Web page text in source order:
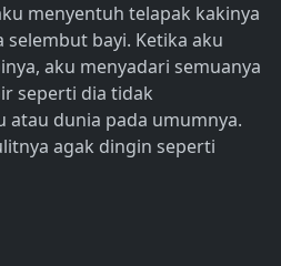
menyentuh telapak kakinya
bayi. Ketika aku
aku menyadari semuanya
seperti dia tidak
dunia pada umumnya.
agak dingin seperti